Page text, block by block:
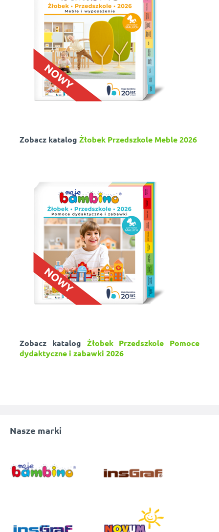
Zobacz katalog Żłobek Przedszkole Meble 2026
Zobacz katalog Żłobek Przedszkole Pomoce
dydaktyczne i zabawki 2026
Nasze marki